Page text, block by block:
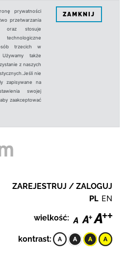
prywatności
przetwarzania
oraz stosuje
trzecich w
także
z naszych
nie
zapisywane na
swojej
zaakceptować
ZAMKNIJ
ZAREJESTRUJ / ZALOGUJ
PL EN
wielkość:
kontrast: